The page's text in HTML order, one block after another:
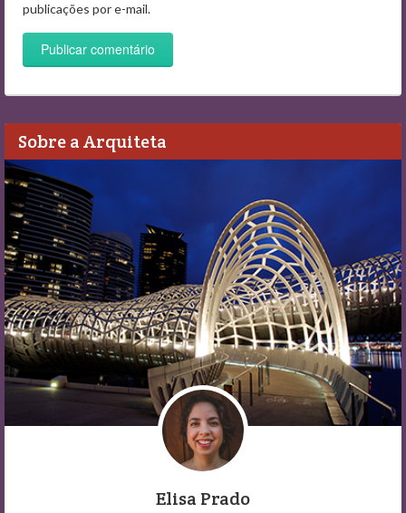
publicações por e-mail.
Sobre a Arquiteta
Elisa Prado